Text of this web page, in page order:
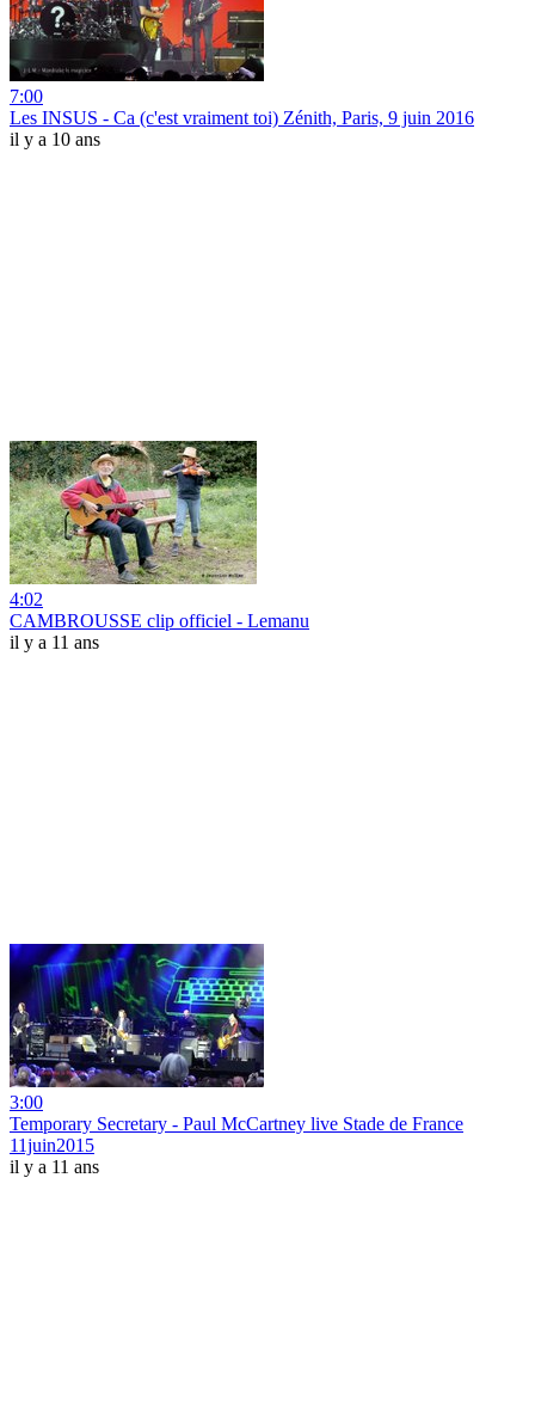
7:00
Les INSUS - Ca (c'est vraiment toi) Zénith, Paris, 9 juin 2016
il y a 10 ans
4:02
CAMBROUSSE clip officiel - Lemanu
il y a 11 ans
3:00
Temporary Secretary - Paul McCartney live Stade de France
11juin2015
il y a 11 ans